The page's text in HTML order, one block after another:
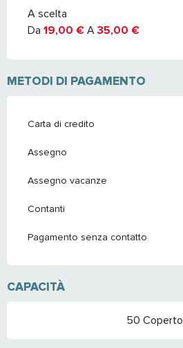
TARIFFE 2026
A scelta
Da 19,00 € A 35,00 €
METODI DI PAGAMENTO
Carta di credito
Assegno
Assegno vacanze
Contanti
Pagamento senza contatto
CAPACITÀ
50 Coperto